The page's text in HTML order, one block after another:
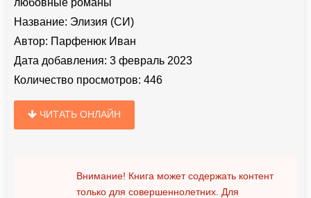
Название: Элизия (СИ)
Автор: Парфенюк Иван
Дата добавления: 3 февраль 2023
Количество просмотров: 446
ЧИТАТЬ ОНЛАЙН
Внимание! Книга может содержать контент
только для совершеннолетних. Для